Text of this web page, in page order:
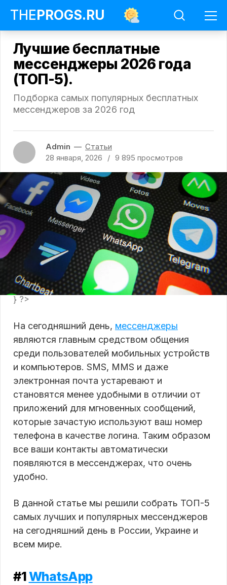
THEPROGS.RU
Лучшие бесплатные
мессенджеры 2026 года
(ТОП-5).
Подборка самых популярных бесплатных
мессенджеров за 2026 год
Статьи
бесплатные
мессенджеры
2026
года
(ТОП-5)
Admin
28 января, 2026
9 895 просмотров
Статьи
} ?>
На сегодняшний день, мессенджеры
являются главным средством общения
среди пользователей мобильных устройств
и компьютеров. SMS, MMS и даже
электронная почта устаревают и
становятся менее удобными в отличии от
приложений для мгновенных сообщений,
которые зачастую используют ваш номер
телефона в качестве логина. Таким образом
все ваши контакты автоматически
появляются в мессенджерах, что очень
удобно.
В данной статье мы решили собрать ТОП-5
самых лучших и популярных мессенджеров
на сегодняшний день в России, Украине и
всем мире.
#1WhatsApp